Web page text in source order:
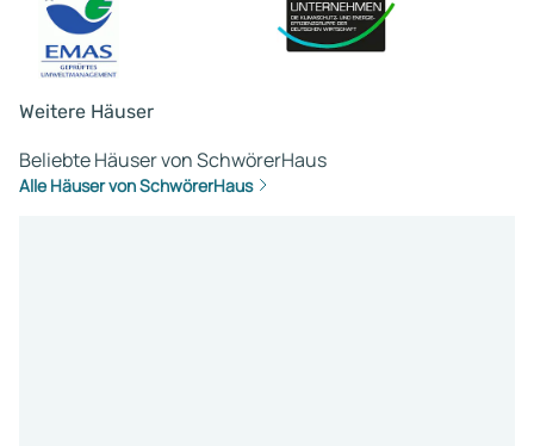
Weitere Häuser
Beliebte Häuser von SchwörerHaus
Alle Häuser von SchwörerHaus